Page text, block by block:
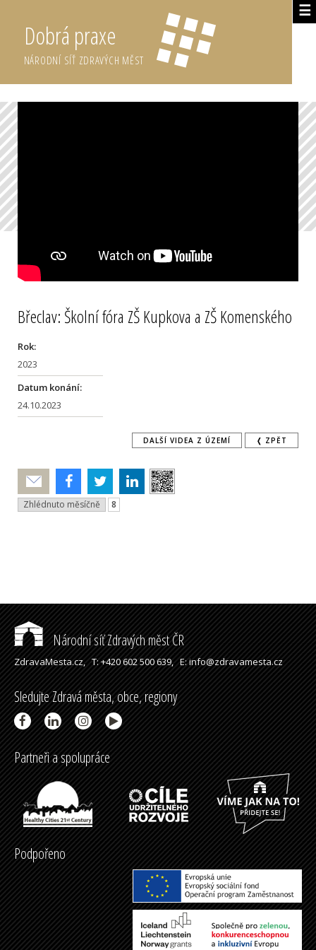
☰
Dobrá praxe
NÁRODNÍ SÍŤ ZDRAVÝCH MĚST
Břeclav: Školní fóra ZŠ Kupkova a ZŠ Komenského
Rok:
2023
Datum konání:
24.10.2023
DALŠÍ VIDEA Z ÚZEMÍ ❬ ZPĚT
Poslat
Zhlédnuto měsíčně 8
Národní síť Zdravých měst ČR
ZdravaMesta.cz,T: +420 602 500 639,E: info@zdravamesta.cz
Sledujte Zdravá města, obce, regiony
Partneři a spolupráce
Podpořeno